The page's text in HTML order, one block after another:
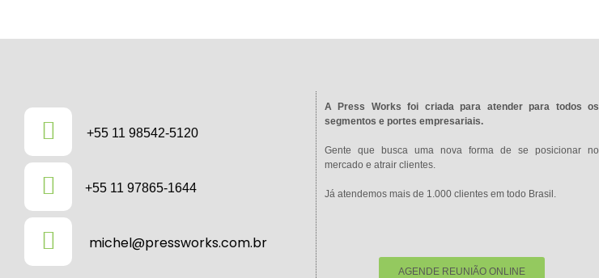
+55 11 98542-5120
+55 11 97865-1644
michel@pressworks.com.br
A Press Works foi criada para atender para todos os
segmentos e portes empresariais.
Gente que busca uma nova forma de se posicionar no
mercado e atrair clientes.
Já atendemos mais de 1.000 clientes em todo Brasil.
AGENDE REUNIÃO ONLINE